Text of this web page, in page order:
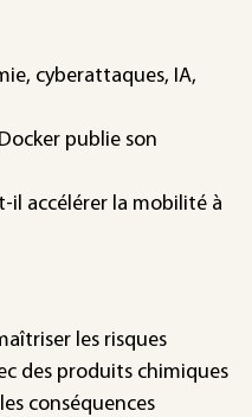
cyberattaques, IA,
publie son
il accélérer la mobilité à
les risques
des produits chimiques
conséquences